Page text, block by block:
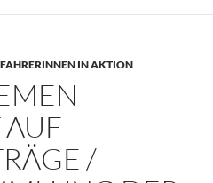
IN AKTION
/